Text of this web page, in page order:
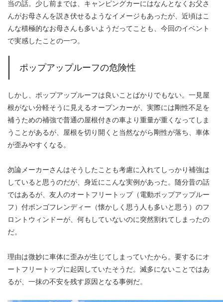
当の話。少し前までは、キャンピングカーにはなんとなくお父さ
んがお母さんを説き伏せるようなイメージもあったが、近頃はこ
んな積極的なお母さんも多いようだってことも、今回のイベント
で実感したことの一つ。
ポップアップルーフの危険性
しかし、ポップアップルーフは良いことばかりでもない。一見屋
根がない分軽そうに見えるオープンカーが、実際には剛性不足を
補うための補強で普通の屋根付きの車より重量が重くなってしま
うことがあるが、屋根を切り開くと当然ながら剛性が落ち、車体
が歪みやすくなる。
勿論メーカーさんはそうしたことも考慮に入れてしっかり補強は
していると思うのだが、身近にこんな実例があった。随分昔の話
ではあるが、友人のオートフリートップ（電動ポップアップルー
フ）付ボンゴフレンディー（懐かしく思う人も多いと思う）のフ
ロントウィンドーが、何もしていないのに突然割れてしまったの
だ。
理由は微妙に車体に歪みが生じてしまっていたから。要するにオ
ートフリートップに起因していたそうだ。滅多にないことではあ
るが、一抹の不安を残す原因となる事例だ。